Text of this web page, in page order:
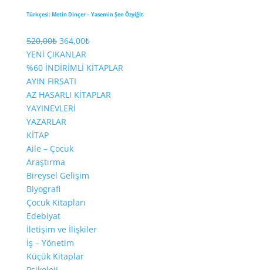
Türkçesi: Metin Dinçer – Yasemin Şen Özyiğit
520,00₺ Orijinal
fiyat:
520,00₺.
364,00₺Şu
fiyat:
YENİ ÇIKANLAR
%60 İNDİRİMLİ KİTAPLAR
AYIN FIRSATI
AZ HASARLI KİTAPLAR
YAYINEVLERİ
YAZARLAR
KİTAP
Aile – Çocuk
Araştırma
Bireysel Gelişim
Biyografi
Çocuk Kitapları
Edebiyat
İletişim ve İlişkiler
İş – Yönetim
Küçük Kitaplar